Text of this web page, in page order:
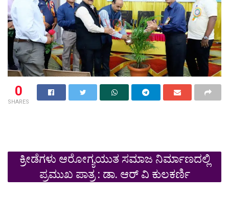
0
SHARES
ಕ್ರೀಡೆಗಳು ಆರೋಗ್ಯಯುತ ಸಮಾಜ ನಿರ್ಮಾಣದಲ್ಲಿ
ಪ್ರಮುಖ ಪಾತ್ರ : ಡಾ. ಆರ್ ವಿ ಕುಲಕರ್ಣಿ